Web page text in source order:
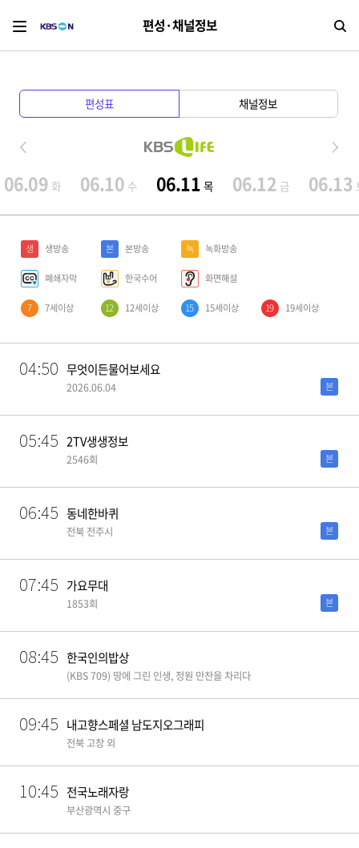
편성·채널정보 검
편성표 채널정보
06.09 화 06.10 수 06.11 목 06.12 금 06.13
생 생방송 본 본방송 녹 녹화방송
폐쇄자막 한국수어 화면해설
7 7세이상 12 12세이상 15 15세이상 19 19세이상
04:50 무엇이든물어보세요
2026.06.04 본
05:45 2TV생생정보
2546회 본
06:45 동네한바퀴
전북 전주시 본
07:45 가요무대
1853회 본
08:45 한국인의밥상
(KBS 709) 땅에 그린 인생, 정원 만찬을 차리다
09:45 내고향스페셜 남도지오그래피
전북 고창 외
10:45 전국노래자랑
부산광역시 중구